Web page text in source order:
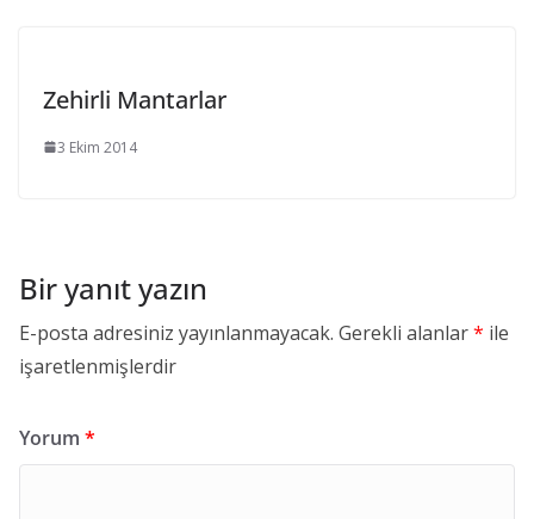
Zehirli Mantarlar
3 Ekim 2014
Bir yanıt yazın
E-posta adresiniz yayınlanmayacak. Gerekli alanlar* ile
işaretlenmişlerdir
Yorum *